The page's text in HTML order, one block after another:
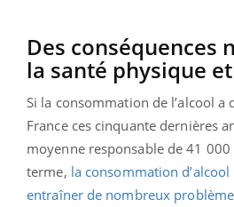
Des conséquences
la santé physique
Si la consommation de l’alcool
France ces cinquante dernières
moyenne responsable de 41
terme, la consommation
entraîner de nombreux